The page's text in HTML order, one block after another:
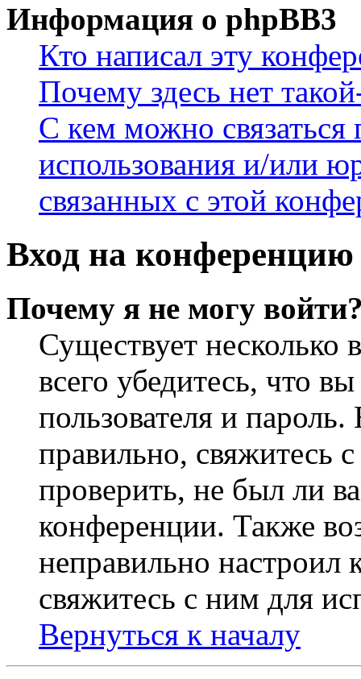
Информация о phpBB3
Кто написал эту
Почему здесь нет
С кем можно связаться
использования и/или
связанных с этой
Вход на конференцию
Почему я не могу
Существует
всего убедитесь, что
пользователя и
правильно, свяжитесь
проверить, не был ли
конференции. Также
неправильно
свяжитесь с ним для
Вернуться к началу